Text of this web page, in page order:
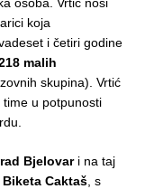
koja
i četiri godine
malih
skupina). Vrtić
time u potpunosti
Bjelovari na taj
Biketa Caktaš , s